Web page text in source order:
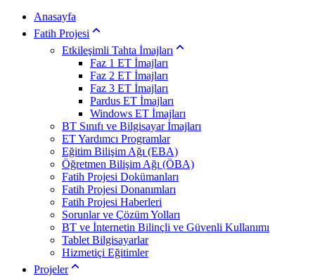
Anasayfa
Fatih Projesi
Etkileşimli Tahta İmajları
Faz 1 ET İmajları
Faz 2 ET İmajları
Faz 3 ET İmajları
Pardus ET İmajları
Windows ET İmajları
BT Sınıfı ve Bilgisayar İmajları
ET Yardımcı Programlar
Eğitim Bilişim Ağı (EBA)
Öğretmen Bilişim Ağı (ÖBA)
Fatih Projesi Dokümanları
Fatih Projesi Donanımları
Fatih Projesi Haberleri
Sorunlar ve Çözüm Yolları
BT ve İnternetin Bilinçli ve Güvenli Kullanımı
Tablet Bilgisayarlar
Hizmetiçi Eğitimler
Projeler